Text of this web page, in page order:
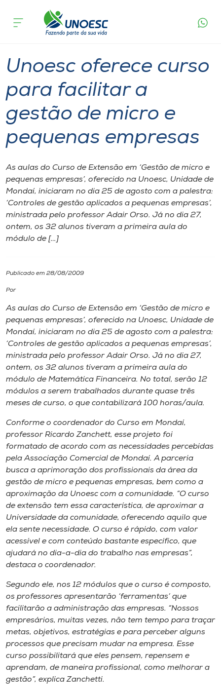
Cursos
Atendimento ao Estudante
Portal de Ensino
A
Unoesc
Internacionalização
I.nova
Diplomados
CPA
Biblioteca
Editora
Rádio
Museu
Unoesc
Store
Selecione
o idioma
A+
A-
acontece
Unoesc oferece curso
para facilitar a
gestão de micro e
pequenas empresas
As aulas do Curso de Extensão em ‘Gestão de micro e
pequenas empresas’, oferecido na Unoesc, Unidade de
Mondaí, iniciaram no dia 25 de agosto com a palestra:
‘Controles de gestão aplicados a pequenas empresas’,
ministrada pelo professor Adair Orso. Já no dia 27,
ontem, os 32 alunos tiveram a primeira aula do
módulo de […]
Publicado em 28/08/2009
Por
As aulas do Curso de Extensão em ‘Gestão de micro e
pequenas empresas’, oferecido na Unoesc, Unidade de
Mondaí, iniciaram no dia 25 de agosto com a palestra:
‘Controles de gestão aplicados a pequenas empresas’,
ministrada pelo professor Adair Orso. Já no dia 27,
ontem, os 32 alunos tiveram a primeira aula do
módulo de Matemática Financeira. No total, serão 12
módulos a serem trabalhados durante quase três
meses de curso, o que contabilizará 100 horas/aula.
Conforme o coordenador do Curso em Mondaí,
professor Ricardo Zanchett, esse projeto foi
formatado de acordo com as necessidades percebidas
pela Associação Comercial de Mondaí. A parceria
busca a aprimoração dos profissionais da área da
gestão de micro e pequenas empresas, bem como a
aproximação da Unoesc com a comunidade. “O curso
de extensão tem essa característica, de aproximar a
Universidade da comunidade, oferecendo aquilo que
ela sente necessidade. O curso é rápido, com valor
acessível e com conteúdo bastante específico, que
ajudará no dia-a-dia do trabalho nas empresas”,
destaca o coordenador.
Segundo ele, nos 12 módulos que o curso é composto,
os professores apresentarão ‘ferramentas’ que
facilitarão a administração das empresas. “Nossos
empresários, muitas vezes, não tem tempo para traçar
metas, objetivos, estratégias e para perceber alguns
processos que precisam mudar na empresa. Esse
curso possibilitará que eles pensem, repensem e
aprendam, de maneira profissional, como melhorar a
gestão”, explica Zanchetti.